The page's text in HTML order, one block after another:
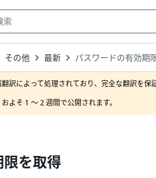
その他 最新 パスワードの有効期
訳によって処理されており、完全な翻訳を保
よそ 1 ～ 2 週間で公開されます。
を取得